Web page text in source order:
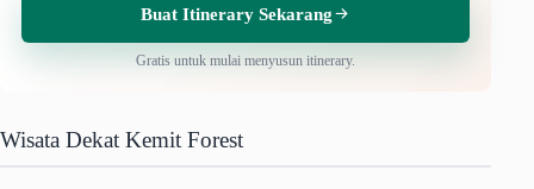
Buat Itinerary Sekarang
Gratis untuk mulai menyusun itinerary.
Wisata Dekat Kemit Forest